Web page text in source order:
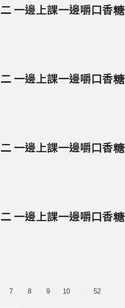
一邊上課一邊嚼口香糖
一邊上課一邊嚼口香糖
一邊上課一邊嚼口香糖
一邊上課一邊嚼口香糖
7 8 9 10 52